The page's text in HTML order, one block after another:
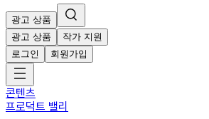
광고 상품
광고 상품
작가 지원
로그인
회원가입
콘텐츠
프로덕트 밸리